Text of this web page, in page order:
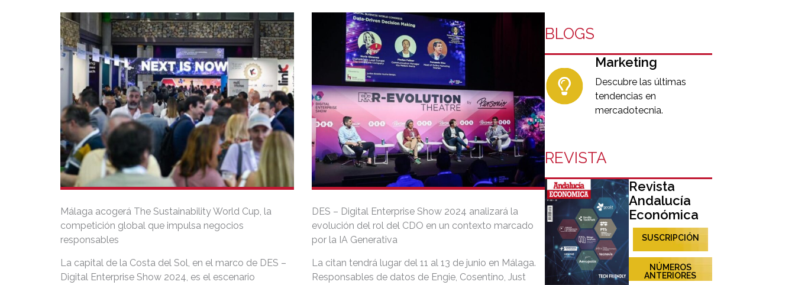
astronauta española, examinarán los desafíos
éticos de las tecnologías exponenciales.
Málaga acogerá The Sustainability World Cup, la
competición global que impulsa negocios
responsables
La capital de la Costa del Sol, en el marco de DES –
Digital Enterprise Show 2024, es el escenario
DES – Digital Enterprise Show 2024 analizará la
evolución del rol del CDO en un contexto marcado
por la IA Generativa
La citan tendrá lugar del 11 al 13 de junio en Málaga.
Responsables de datos de Engie, Cosentino, Just
BLOGS
Marketing
Descubre las últimas
tendencias en
mercadotecnia.
REVISTA
Revista
Andalucía
Económica
SUSCRIPCIÓN
NÚMEROS
ANTERIORES